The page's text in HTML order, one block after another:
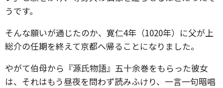
うです。
そんな願いが通じたのか、寛仁4年（1020年）に父が上
総介の任期を終えて京都へ帰ることになりました。
やがて伯母から『源氏物語』五十余巻をもらった彼女
は、それはもう昼夜を問わず読みふけり、一言一句暗唱